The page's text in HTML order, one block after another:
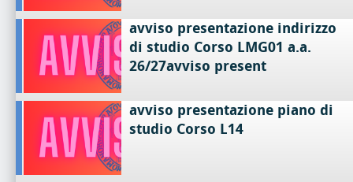
avviso presentazione indirizzo
di studio Corso LMG01 a.a.
26/27avviso present
avviso presentazione piano di
studio Corso L14